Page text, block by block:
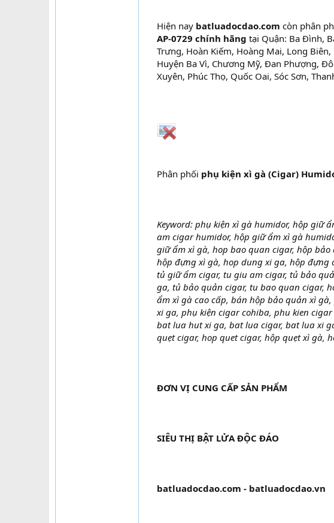
Hiện nay batluadocdao.com còn phân
AP-0729 chính hãng tại Quận: Ba Đình,
Trưng, Hoàn Kiếm, Hoàng Mai, Long Biên,
Huyện Ba Vì, Chương Mỹ, Đan Phượng,
Xuyên, Phúc Thọ, Quốc Oai, Sóc Sơn,
Phân phối phụ kiện xì gà (Cigar)
Keyword: phụ kiện xì gà humidor, hộp giữ
am cigar humidor, hộp giữ ẩm xì gà
giữ ẩm xì gà, hop bao quan cigar, hộp
hộp đựng xì gà, hop dung xi ga, hộp
tủ giữ ẩm cigar, tu giu am cigar, tủ bảo
ga, tủ bảo quản cigar, tu bao quan cigar,
ẩm xì gà cao cấp, bán hộp bảo quản xì
xi ga, phụ kiện cigar cohiba, phu kien
bat lua hut xi ga, bat lua cigar, bat lua xi
quẹt cigar, hop quet cigar, hộp quẹt xì gà,
ĐƠN VỊ CUNG CẤP SẢN PHẨM
SIÊU THỊ BẬT LỬA ĐỘC ĐÁO
batluadocdao.com - batluadocdao.vn